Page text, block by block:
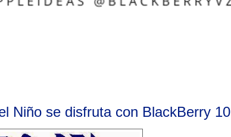
Niño se disfruta con BlackBerry 10